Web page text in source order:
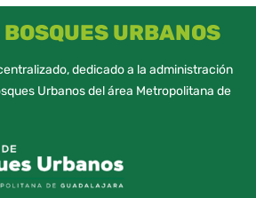
URBANOS
dedicado a la administración
Urbanos del área Metropolitana de